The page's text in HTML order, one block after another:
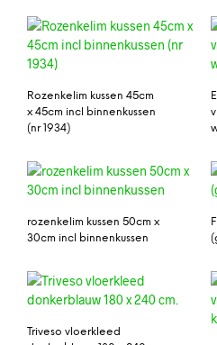
Rozenkelim kussen 45cm
x 45cm incl binnenkussen
(nr 1934)
rozenkelim kussen 50cm x
30cm incl binnenkussen
Triveso vloerkleed